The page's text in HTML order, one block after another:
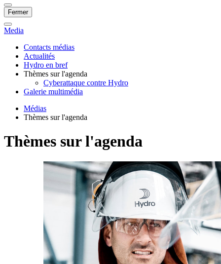
Fermer
Media
Contacts médias
Actualités
Hydro en bref
Thèmes sur l'agenda
Cyberattaque contre Hydro
Galerie multimédia
Médias
Thèmes sur l'agenda
Thèmes sur l'agenda